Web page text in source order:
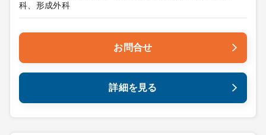
科、形成外科
お問合せ
詳細を見る